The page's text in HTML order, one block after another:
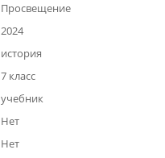
Просвещение
2024
история
7 класс
учебник
Нет
Нет